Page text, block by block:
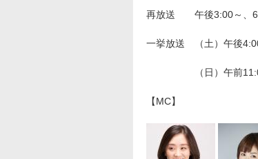
再放送 午後3:00～、
一挙放送 （土）午後
（日）午前11:00
【MC】